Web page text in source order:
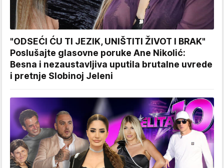
"ODSEĆI ĆU TI JEZIK, UNIŠTITI ŽIVOT I BRAK"
Poslušajte glasovne poruke Ane Nikolić:
Besna i nezaustavljiva uputila brutalne uvrede
i pretnje Slobinoj Jeleni